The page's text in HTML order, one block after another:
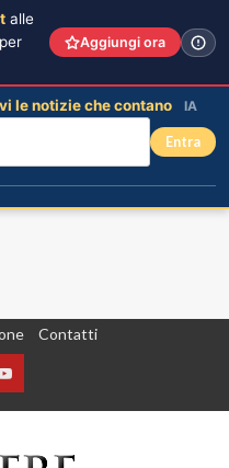
Contatti
Yountube
alle
Aggiungi ora
le notizie che contano IA
Entra